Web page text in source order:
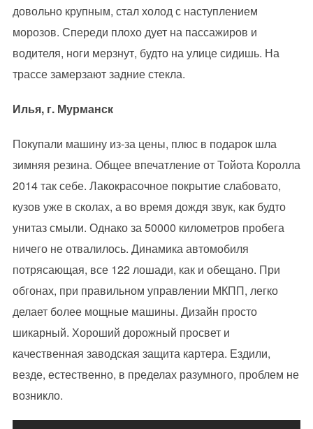
довольно крупным, стал холод с наступлением
морозов. Спереди плохо дует на пассажиров и
водителя, ноги мерзнут, будто на улице сидишь. На
трассе замерзают задние стекла.
Илья, г. Мурманск
Покупали машину из-за цены, плюс в подарок шла
зимняя резина. Общее впечатление от Тойота Королла
2014 так себе. Лакокрасочное покрытие слабовато,
кузов уже в сколах, а во время дождя звук, как будто
унитаз смыли. Однако за 50000 километров пробега
ничего не отвалилось. Динамика автомобиля
потрясающая, все 122 лошади, как и обещано. При
обгонах, при правильном управлении МКПП, легко
делает более мощные машины. Дизайн просто
шикарный. Хороший дорожный просвет и
качественная заводская защита картера. Ездили,
везде, естественно, в пределах разумного, проблем не
возникло.